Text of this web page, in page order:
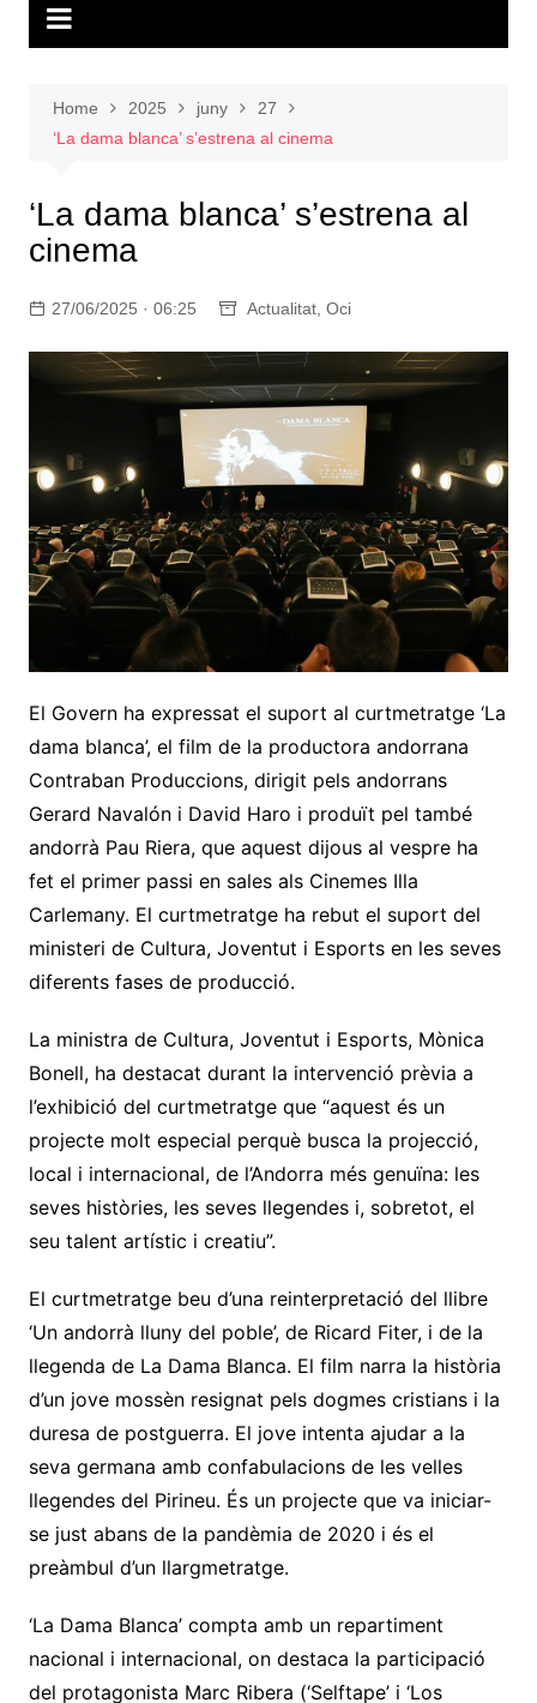
Home 2025 juny
27
‘La dama blanca’ s’estrena al cinema
‘La dama blanca’ s’estrena al
cinema
27/06/2025 · 06:25 Actualitat, Oci
El Govern ha expressat el suport al curtmetratge ‘La
dama blanca’, el film de la productora andorrana
Contraban Produccions, dirigit pels andorrans
Gerard Navalón i David Haro i produït pel també
andorrà Pau Riera, que aquest dijous al vespre ha
fet el primer passi en sales als Cinemes Illa
Carlemany. El curtmetratge ha rebut el suport del
ministeri de Cultura, Joventut i Esports en les seves
diferents fases de producció.
La ministra de Cultura, Joventut i Esports, Mònica
Bonell, ha destacat durant la intervenció prèvia a
l’exhibició del curtmetratge que “aquest és un
projecte molt especial perquè busca la projecció,
local i internacional, de l’Andorra més genuïna: les
seves històries, les seves llegendes i, sobretot, el
seu talent artístic i creatiu”.
El curtmetratge beu d’una reinterpretació del llibre
‘Un andorrà lluny del poble’, de Ricard Fiter, i de la
llegenda de La Dama Blanca. El film narra la història
d’un jove mossèn resignat pels dogmes cristians i la
duresa de postguerra. El jove intenta ajudar a la
seva germana amb confabulacions de les velles
llegendes del Pirineu. És un projecte que va iniciar-
se just abans de la pandèmia de 2020 i és el
preàmbul d’un llargmetratge.
‘La Dama Blanca’ compta amb un repartiment
nacional i internacional, on destaca la participació
del protagonista Marc Ribera (‘Selftape’ i ‘Los